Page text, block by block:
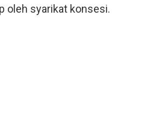
oleh syarikat konsesi.